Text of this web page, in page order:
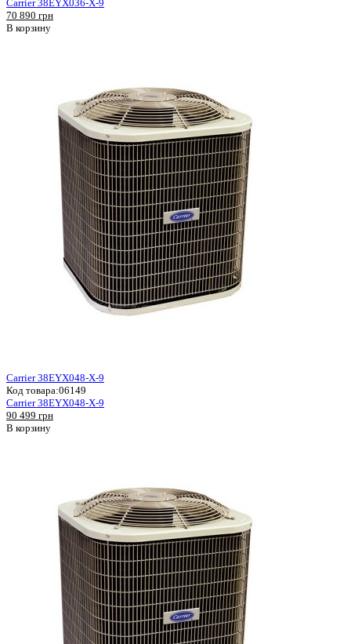
Carrier 38EYX036-X-9
70 890 грн
В корзину
Carrier 38EYX048-X-9
Код товара:06149
Carrier 38EYX048-X-9
90 499 грн
В корзину